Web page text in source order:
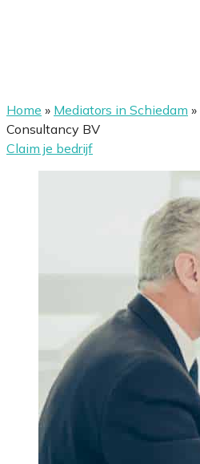
Home » Mediators in Schiedam »
Consultancy BV
Claim je bedrijf